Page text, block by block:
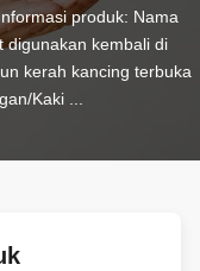
produk: Nama
digunakan kembali di
kerah kancing terbuka
Kaki ...